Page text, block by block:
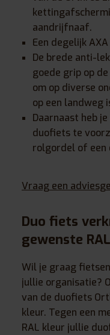
aandrijfnaaf.
Een degelijk
De brede anti-
goede grip op
om op diverse
op een landweg
Daarnaast heb
duofiets te
rolgordel of een
Vraag een
Duo fiets
gewenste
Wil je graag
jullie organisatie?
van de duofiets
kleur. Tegen een
RAL kleur jullie